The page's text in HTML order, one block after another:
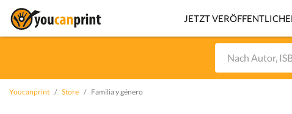
JETZT
Youcanprint Store Familia y género